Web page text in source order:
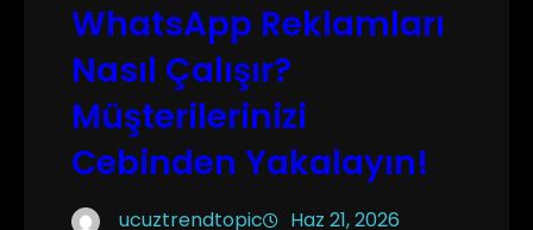
WhatsApp Reklamları
Nasıl Çalışır?
Müşterilerinizi
Cebinden Yakalayın!
ucuztrendtopic Haz 21, 2026